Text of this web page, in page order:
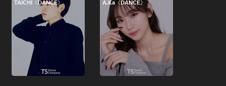
TAICHI《DANCE》 A.Ka《DANCE》